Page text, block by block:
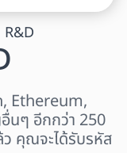
R&D
Ethereum,
นๆ อีกกว่า 250
ว คุณจะได้รับรหัส